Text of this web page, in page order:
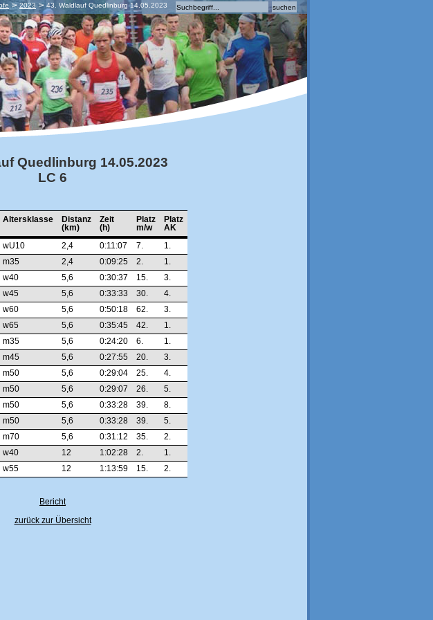
2023 43. Waldlauf Quedlinburg 14.05.2023
Quedlinburg 14.05.2023
LC 6
Altersklasse
Distanz
(km)
Zeit
(h)
Platz
m/w
Platz
AK
wU10 2,4 0:11:07 7.
1.
m35 2,4 0:09:25 2.
1.
w40 5,6 0:30:37 15.
3.
w45 5,6 0:33:33 30.
4.
w60 5,6 0:50:18 62.
3.
w65 5,6 0:35:45 42.
1.
m35 5,6 0:24:20 6.
1.
m45 5,6 0:27:55 20.
3.
m50 5,6 0:29:04 25.
4.
m50 5,6 0:29:07 26.
5.
m50 5,6 0:33:28 39.
8.
m50 5,6 0:33:28 39.
5.
m70 5,6 0:31:12 35.
2.
w40 12 1:02:28 2.
1.
w55 12 1:13:59 15. 2.
Bericht
zurück zur Übersicht